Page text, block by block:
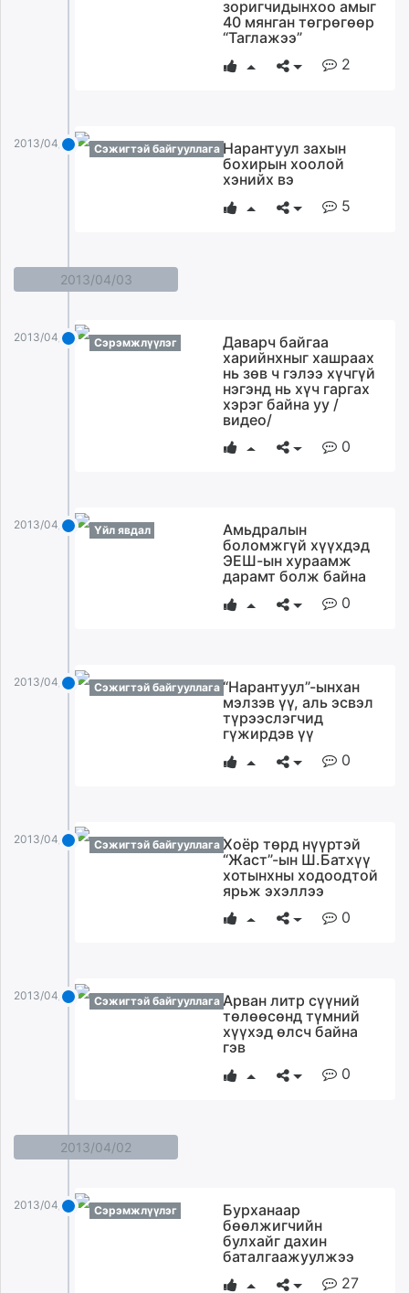
зоригчидынхоо амыг
40 мянган төгрөгөөр
“Таглажээ”
2
2013/04/04 Сэжигтэй байгууллага Нарантуул захын
бохирын хоолой
хэнийх вэ
5
2013/04/03
2013/04/03 Сэрэмжлүүлэг
Даварч байгаа
харийнхныг хашраах
нь зөв ч гэлээ хүчгүй
нэгэнд нь хүч гаргах
хэрэг байна уу /
видео/
0
2013/04/03 Үйл явдал
Амьдралын
боломжгүй хүүхдэд
ЭЕШ-ын хураамж
дарамт болж байна
0
2013/04/03 Сэжигтэй байгууллага “Нарантуул”-ынхан
мэлзэв үү, аль эсвэл
түрээслэгчид
гүжирдэв үү
0
2013/04/03 Сэжигтэй байгууллага Хоёр төрд нүүртэй
“Жаст”-ын Ш.Батхүү
хотынхны ходоодтой
ярьж эхэллээ
0
2013/04/03 Сэжигтэй байгууллага Арван литр сүүний
төлөөсөнд түмний
хүүхэд өлсч байна
гэв
0
2013/04/02
2013/04/02 Сэрэмжлүүлэг
Бурханаар
бөөлжигчийн
булхайг дахин
баталгаажуулжээ
27